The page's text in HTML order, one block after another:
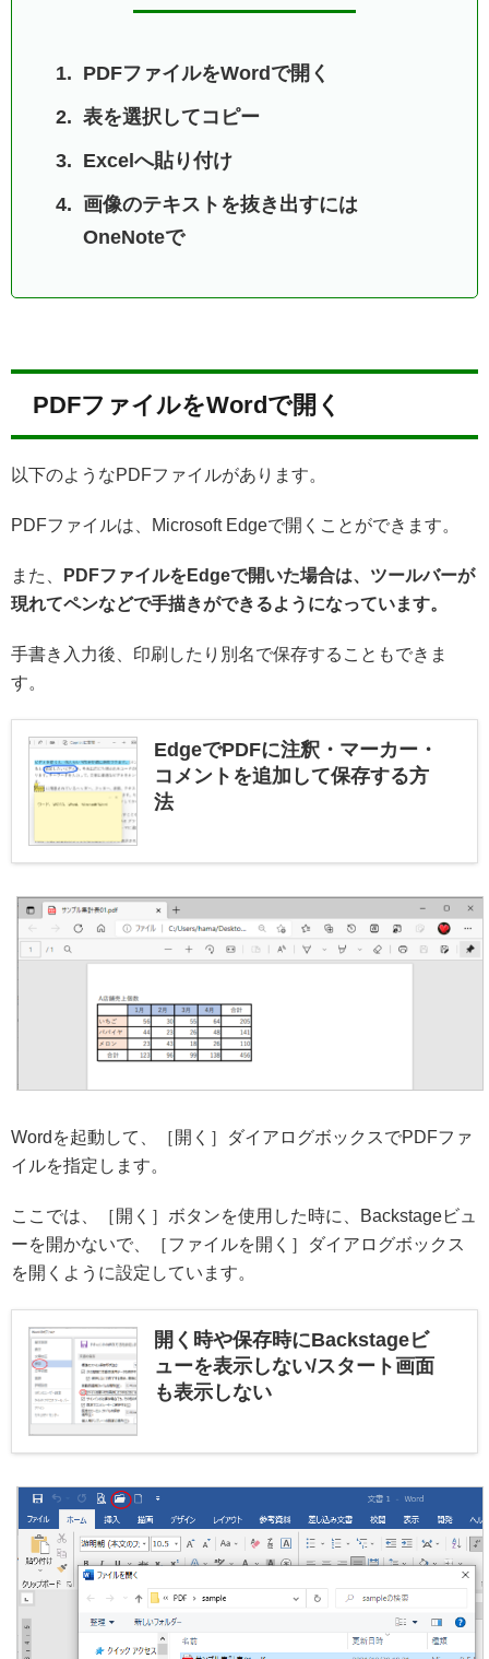
PDFファイルをWordで開く
表を選択してコピー
Excelへ貼り付け
画像のテキストを抜き出すには
OneNoteで
PDFファイルをWordで開く
以下のようなPDFファイルがあります。
PDFファイルは、Microsoft Edgeで開くことができます。
また、
PDFファイルをEdgeで開いた場合は、ツールバーが
現れてペンなどで手描きができるようになっています。
手書き入力後、印刷したり別名で保存することもできま
す。
EdgeでPDFに注釈・マーカー・
コメントを追加して保存する方
法
Wordを起動して、［開く］ダイアログボックスでPDFファ
イルを指定します。
ここでは、［開く］ボタンを使用した時に、Backstageビュ
ーを開かないで、［ファイルを開く］ダイアログボックス
を開くように設定しています。
開く時や保存時にBackstageビ
ューを表示しない/スタート画面
も表示しない